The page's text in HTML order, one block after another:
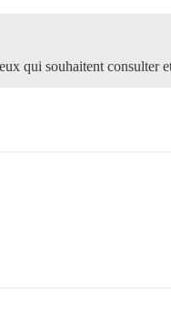
qui souhaitent consulter